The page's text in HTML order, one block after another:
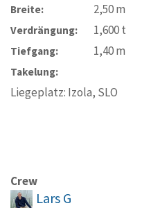
Breite: 2,50m
Verdrängung: 1,600t
Tiefgang: 1,40m
Takelung:
Liegeplatz: Izola, SLO
Crew
Lars G